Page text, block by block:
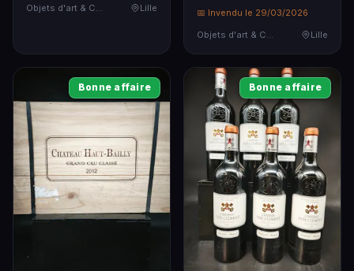
Lille
📅 Invendu le 29/03/2026
Objets d'art & Curiosités
Lille
Bonne affaire Bonne affaire